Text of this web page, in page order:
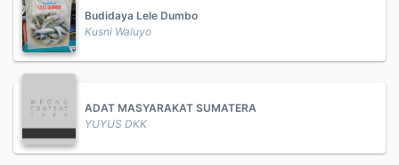
Budidaya Lele Dumbo
Kusni Waluyo
ADAT MASYARAKAT SUMATERA
YUYUS DKK